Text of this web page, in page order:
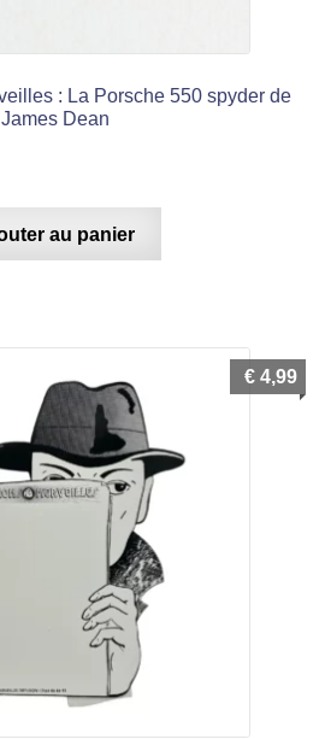
: La Porsche 550 spyder de
James Dean
au panier
€ 4,99